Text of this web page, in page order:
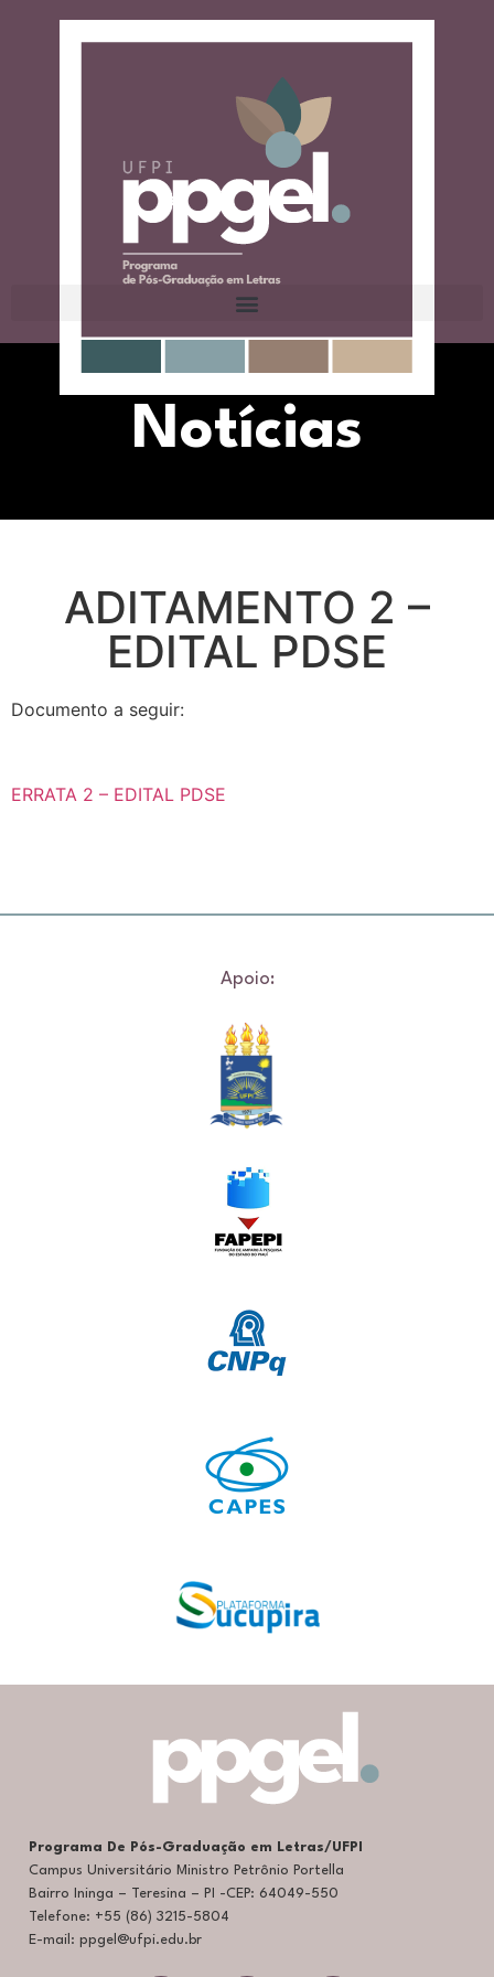
Notícias
ADITAMENTO 2 –
EDITAL PDSE
Documento a seguir:
ERRATA 2 – EDITAL PDSE
Apoio:
Programa De Pós-Graduação em Letras/UFPI
Campus Universitário Ministro Petrônio Portella
Bairro Ininga – Teresina – PI -CEP: 64049-550
Telefone: +55 (86) 3215-5804
E-mail: ppgel@ufpi.edu.br